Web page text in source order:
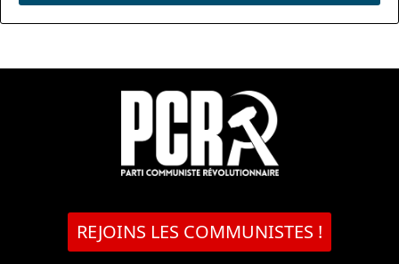
REJOINS LES COMMUNISTES !